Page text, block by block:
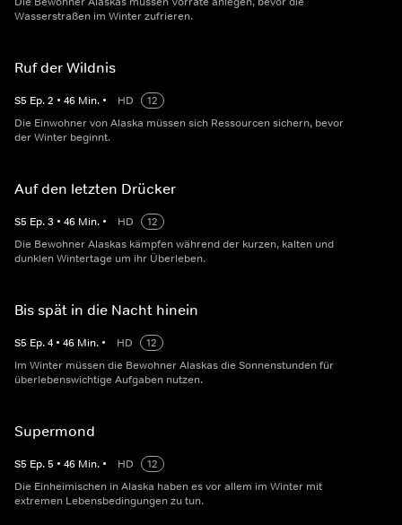
Wasserstraßen im Winter zufrieren.
Ruf der Wildnis
S5 Ep.2 • 46 Min. • HD
12
Die Einwohner von Alaska müssen sich Ressourcen sichern, bevor
der Winter beginnt.
Auf den letzten Drücker
S5 Ep.3 • 46 Min. • HD
12
Die Bewohner Alaskas kämpfen während der kurzen, kalten und
dunklen Wintertage um ihr Überleben.
Bis spät in die Nacht hinein
S5 Ep.4 • 46 Min. • HD
12
Im Winter müssen die Bewohner Alaskas die Sonnenstunden für
überlebenswichtige Aufgaben nutzen.
Supermond
S5 Ep.5 • 46 Min. • HD
12
Die Einheimischen in Alaska haben es vor allem im Winter mit
extremen Lebensbedingungen zu tun.